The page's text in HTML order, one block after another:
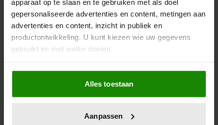
apparaat op te slaan en te gebruiken met als doel
gepersonaliseerde advertenties en content, metingen aan
advertenties en content, inzicht in publiek en
productontwikkeling. U kunt kiezen wie uw gegevens
gebruikt en met welke doelen.
Als u het toestaat, willen we ook graag:
Informatie verzamelen over uw geografische
locatie, die tot een paar meter nauwkeurig kan zijn
scannen op specifieke eigenschappen (fingerprinting)
Alles toestaan
Aanpassen